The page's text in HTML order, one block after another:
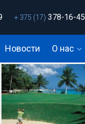
+ 375 (17) 378-16-45
Новости О нас